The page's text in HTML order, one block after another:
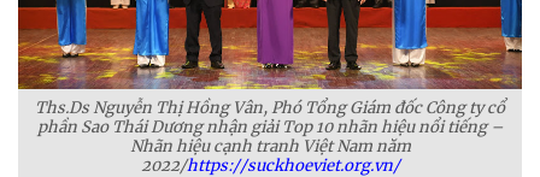
Ths.Ds Nguyễn Thị Hồng Vân, Phó Tổng Giám đốc Công ty cổ
phần Sao Thái Dương nhận giải Top 10 nhãn hiệu nổi tiếng –
Nhãn hiệu cạnh tranh Việt Nam năm
2022/https://suckhoeviet.org.vn/